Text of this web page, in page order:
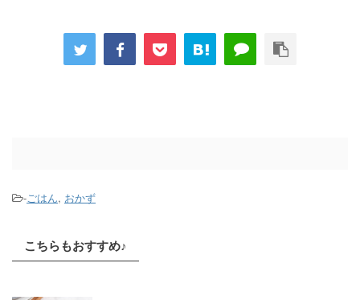
-ごはん, おかず
こちらもおすすめ♪